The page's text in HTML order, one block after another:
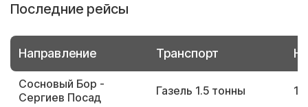
Последние рейсы
Направление Транспорт
Сосновый Бор -
Сергиев Посад
Газель 1.5 тонны